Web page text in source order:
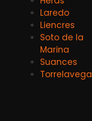
Laredo
Liencres
Soto de la
Marina
Suances
Torrelavega